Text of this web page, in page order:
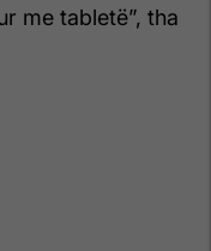
me tabletë”, tha